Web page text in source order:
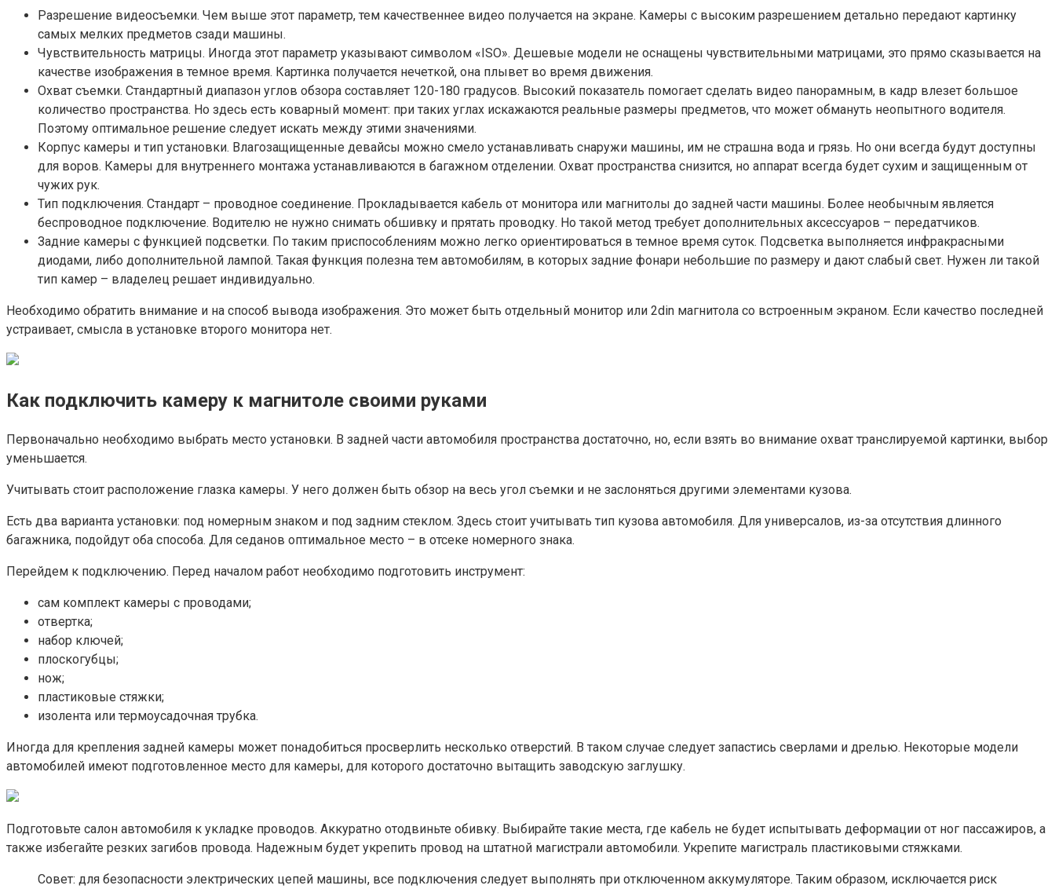
Разрешение видеосъемки. Чем выше этот параметр, тем качественнее видео получается на экране. Камеры с высоким разрешением детально передают картинку
самых мелких предметов сзади машины.
Чувствительность матрицы. Иногда этот параметр указывают символом «ISO». Дешевые модели не оснащены чувствительными матрицами, это прямо сказывается на
качестве изображения в темное время. Картинка получается нечеткой, она плывет во время движения.
Охват съемки. Стандартный диапазон углов обзора составляет 120-180 градусов. Высокий показатель помогает сделать видео панорамным, в кадр влезет большое
количество пространства. Но здесь есть коварный момент: при таких углах искажаются реальные размеры предметов, что может обмануть неопытного водителя.
Поэтому оптимальное решение следует искать между этими значениями.
Корпус камеры и тип установки. Влагозащищенные девайсы можно смело устанавливать снаружи машины, им не страшна вода и грязь. Но они всегда будут доступны
для воров. Камеры для внутреннего монтажа устанавливаются в багажном отделении. Охват пространства снизится, но аппарат всегда будет сухим и защищенным от
чужих рук.
Тип подключения. Стандарт – проводное соединение. Прокладывается кабель от монитора или магнитолы до задней части машины. Более необычным является
беспроводное подключение. Водителю не нужно снимать обшивку и прятать проводку. Но такой метод требует дополнительных аксессуаров – передатчиков.
Задние камеры с функцией подсветки. По таким приспособлениям можно легко ориентироваться в темное время суток. Подсветка выполняется инфракрасными
диодами, либо дополнительной лампой. Такая функция полезна тем автомобилям, в которых задние фонари небольшие по размеру и дают слабый свет. Нужен ли такой
тип камер – владелец решает индивидуально.
Необходимо обратить внимание и на способ вывода изображения. Это может быть отдельный монитор или 2din магнитола со встроенным экраном. Если качество последней
устраивает, смысла в установке второго монитора нет.
Как подключить камеру к магнитоле своими руками
Первоначально необходимо выбрать место установки. В задней части автомобиля пространства достаточно, но, если взять во внимание охват транслируемой картинки, выбор
уменьшается.
Учитывать стоит расположение глазка камеры. У него должен быть обзор на весь угол съемки и не заслоняться другими элементами кузова.
Есть два варианта установки: под номерным знаком и под задним стеклом. Здесь стоит учитывать тип кузова автомобиля. Для универсалов, из-за отсутствия длинного
багажника, подойдут оба способа. Для седанов оптимальное место – в отсеке номерного знака.
Перейдем к подключению. Перед началом работ необходимо подготовить инструмент:
сам комплект камеры с проводами;
отвертка;
набор ключей;
плоскогубцы;
нож;
пластиковые стяжки;
изолента или термоусадочная трубка.
Иногда для крепления задней камеры может понадобиться просверлить несколько отверстий. В таком случае следует запастись сверлами и дрелью. Некоторые модели
автомобилей имеют подготовленное место для камеры, для которого достаточно вытащить заводскую заглушку.
Подготовьте салон автомобиля к укладке проводов. Аккуратно отодвиньте обивку. Выбирайте такие места, где кабель не будет испытывать деформации от ног пассажиров, а
также избегайте резких загибов провода. Надежным будет укрепить провод на штатной магистрали автомобили. Укрепите магистраль пластиковыми стяжками.
Совет: для безопасности электрических цепей машины, все подключения следует выполнять при отключенном аккумуляторе. Таким образом, исключается риск